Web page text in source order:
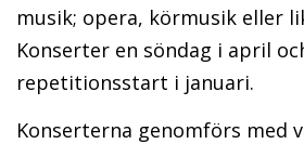
musik; opera, körmusik eller
Konserter en söndag i april
repetitionsstart i januari.
Konserterna genomförs med